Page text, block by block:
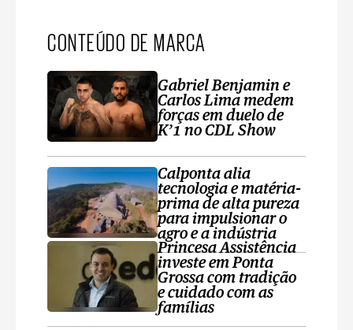
CONTEÚDO DE MARCA
Gabriel Benjamin e
Carlos Lima medem
forças em duelo de
K’1 no CDL Show
Calponta alia
tecnologia e matéria-
prima de alta pureza
para impulsionar o
agro e a indústria
Princesa Assistência
investe em Ponta
Grossa com tradição
e cuidado com as
famílias